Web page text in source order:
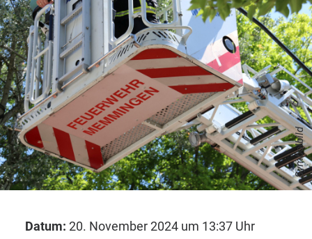
Suche
Symbolbild
Datum: 20. November 2024 um 13:37 Uhr